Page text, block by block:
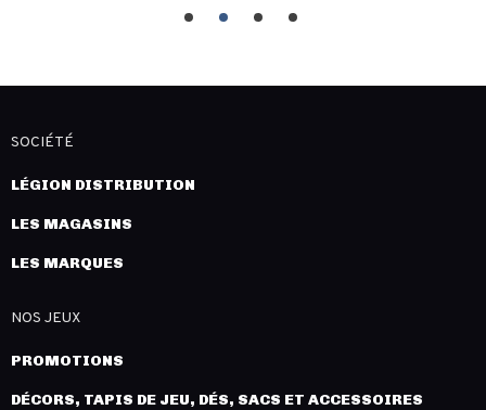
SOCIÉTÉ
LÉGION DISTRIBUTION
LES MAGASINS
LES MARQUES
NOS JEUX
PROMOTIONS
DÉCORS, TAPIS DE JEU, DÉS, SACS ET ACCESSOIRES